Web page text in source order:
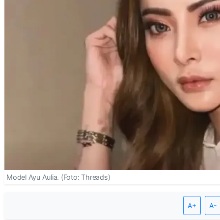
Model Ayu Aulia. (Foto: Threads)
A+ A-